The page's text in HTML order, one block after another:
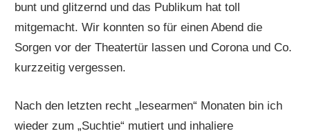
bunt und glitzernd und das Publikum hat toll
mitgemacht. Wir konnten so für einen Abend die
Sorgen vor der Theatertür lassen und Corona und Co.
kurzzeitig vergessen.
Nach den letzten recht „lesearmen“ Monaten bin ich
wieder zum „Suchtie“ mutiert und inhaliere